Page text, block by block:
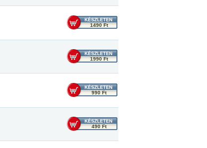
1490 Ft
1990 Ft
990 Ft
490 Ft